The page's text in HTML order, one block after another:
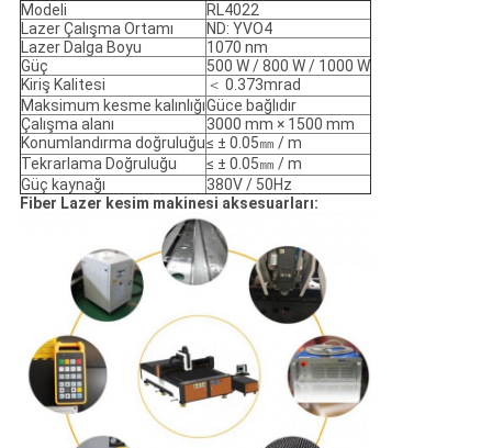
Modeli
RL4022
Lazer Çalışma Ortamı
ND: YVO4
Lazer Dalga Boyu
1070 nm
Güç
500 W / 800 W / 1000 W
Kiriş Kalitesi
＜ 0.373mrad
Maksimum kesme kalınlığıGüce bağlıdır
Çalışma alanı
3000 mm × 1500 mm
Konumlandırma doğruluğu≤ ± 0.05㎜ / m
Tekrarlama Doğruluğu
≤ ± 0.05㎜ / m
Güç kaynağı
380V / 50Hz
Fiber Lazer kesim makinesi aksesuarları: